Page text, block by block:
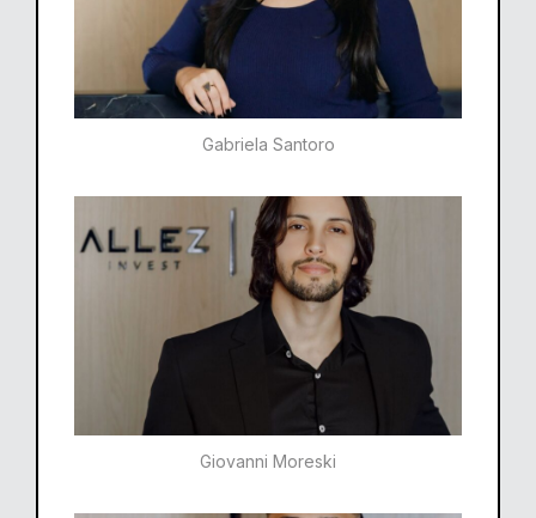
Gabriela Santoro​
Giovanni Moreski